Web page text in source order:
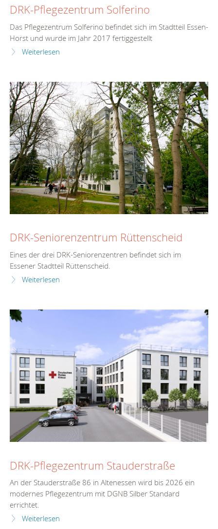
DRK-Pflegezentrum Solferino
Das Pflegezentrum Solferino befindet sich im Stadtteil Essen-
Horst und wurde im Jahr 2017 fertiggestellt
Weiterlesen
DRK-Seniorenzentrum Rüttenscheid
Eines der drei DRK-Seniorenzentren befindet sich im
Essener Stadtteil Rüttenscheid.
Weiterlesen
DRK-Pflegezentrum Stauderstraße
An der Stauderstraße 86 in Altenessen wird bis 2026 ein
modernes Pflegezentrum mit DGNB Silber Standard
errichtet.
Weiterlesen